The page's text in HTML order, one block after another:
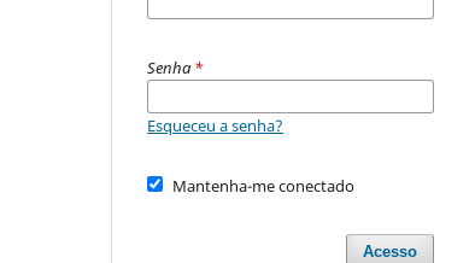
Senha *
Esqueceu a senha?
Mantenha-me conectado
Acesso